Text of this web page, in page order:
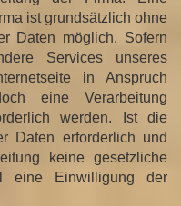
n
u
m
s
c
h
a
l
t
e
ist grundsätzlich ohne
Daten möglich. Sofern
Services unseres
in Anspruch
eine Verarbeitung
werden. Ist die
Daten erforderlich und
keine gesetzliche
eine Einwilligung der